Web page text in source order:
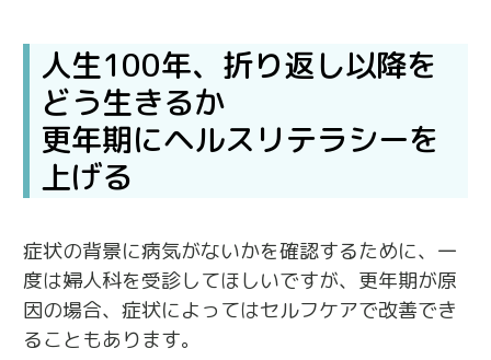
人生100年、折り返し以降を
どう生きるか
更年期にヘルスリテラシーを
上げる
症状の背景に病気がないかを確認するために、一
度は婦人科を受診してほしいですが、更年期が原
因の場合、症状によってはセルフケアで改善でき
ることもあります。